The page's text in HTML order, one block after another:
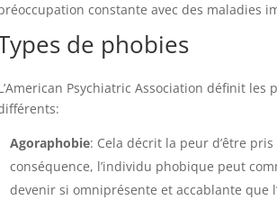
constante avec des maladies
de phobies
Psychiatric Association définit
Agoraphobie: Cela décrit la peur d’être
conséquence, l’individu phobique peut
devenir si omniprésente et accablante